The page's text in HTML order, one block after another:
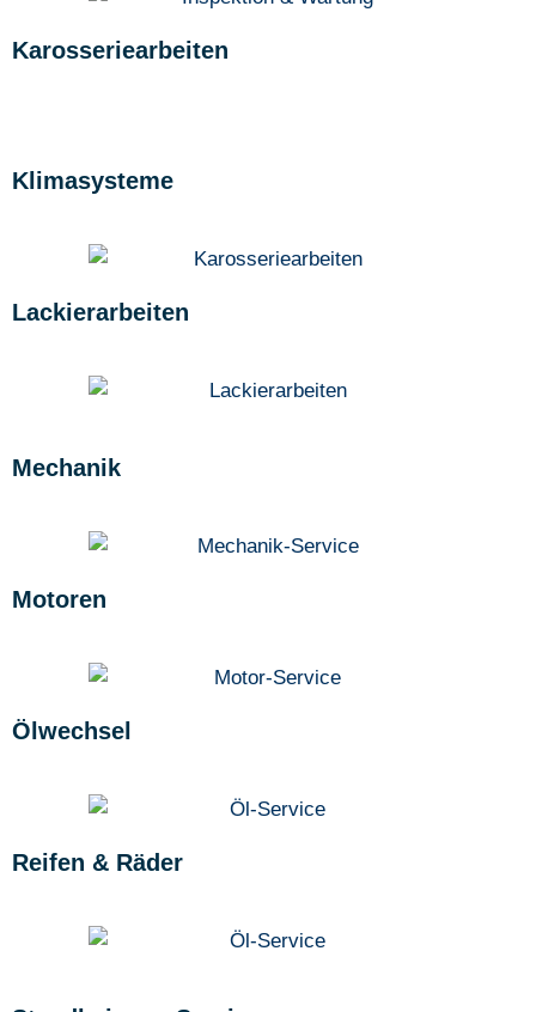
Karosseriearbeiten
Klimasysteme
Lackierarbeiten
Mechanik
Motoren
Ölwechsel
Reifen & Räder